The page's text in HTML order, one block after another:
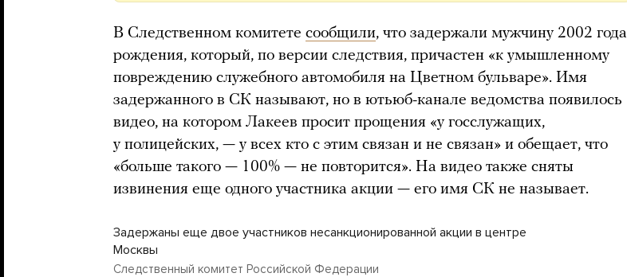
В Следственном комитете сообщили, что задержали мужчину 2002 года
рождения, который, по версии следствия, причастен «к умышленному
повреждению служебного автомобиля на Цветном бульваре». Имя
задержанного в СК называют, но в ютьюб-канале ведомства появилось
видео, на котором Лакеев просит прощения «у госслужащих,
у полицейских, — у всех кто с этим связан и не связан» и обещает, что
«больше такого — 100% — не повторится». На видео также сняты
извинения еще одного участника акции — его имя СК не называет.
Задержаны еще двое участников несанкционированной акции в центре
Москвы
Следственный комитет Российской Федерации